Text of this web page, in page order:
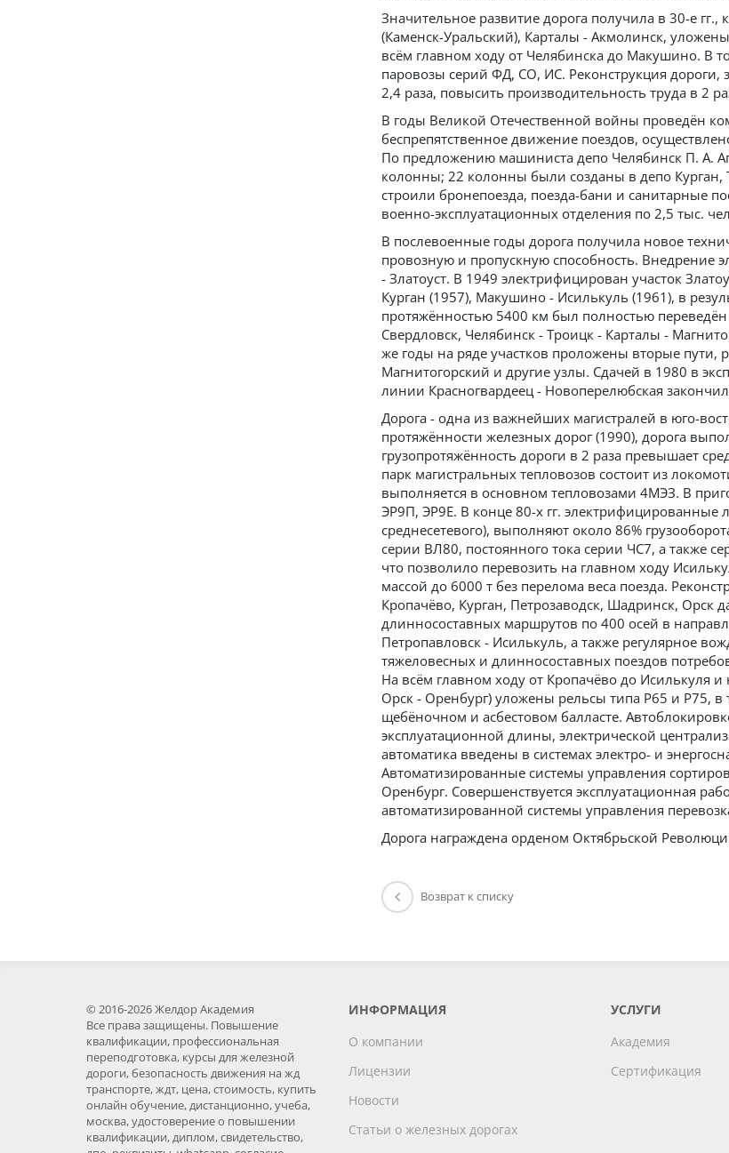
Значительное развитие дорога получила в 30-е
(Каменск-Уральский), Карталы - Акмолинск,
всём главном ходу от Челябинска до Макушино. В
паровозы серий ФД, СО, ИС. Реконструкция дороги,
2,4 раза, повысить производительность труда в 2
В годы Великой Отечественной войны проведён
беспрепятственное движение поездов,
По предложению машиниста депо Челябинск П. А.
колонны; 22 колонны были созданы в депо
строили бронепоезда, поезда-бани и санитарные
военно-эксплуатационных отделения по 2,5 тыс.
В послевоенные годы дорога получила новое
провозную и пропускную способность. Внедрение
- Златоуст. В 1949 электрифицирован участок
Курган (1957), Макушино - Исилькуль (1961), в
протяжённостью 5400 км был полностью переведён
Свердловск, Челябинск - Троицк - Карталы -
же годы на ряде участков проложены вторые пути,
Магнитогорский и другие узлы. Сдачей в 1980 в
линии Красногвардеец - Новоперелюбская
Дорога - одна из важнейших магистралей в юго-
протяжённости железных дорог (1990), дорога
грузопротяжённость дороги в 2 раза превышает
парк магистральных тепловозов состоит из
выполняется в основном тепловозами 4МЭЗ. В
ЭР9П, ЭР9Е. В конце 80-х гг. электрифицированные
среднесетевого), выполняют около 86%
серии ВЛ80, постоянного тока серии ЧС7, а также
что позволило перевозить на главном ходу
массой до 6000 т без перелома веса поезда.
Кропачёво, Курган, Петрозаводск, Шадринск,
длинносоставных маршрутов по 400 осей в
Петропавловск - Исилькуль, а также регулярное
тяжеловесных и длинносоставных поездов
На всём главном ходу от Кропачёво до Исилькуля
Орск - Оренбург) уложены рельсы типа Р65 и Р75, в
щебёночном и асбестовом балласте.
эксплуатационной длины, электрической
автоматика введены в системах электро- и
Автоматизированные системы управления
Оренбург. Совершенствуется эксплуатационная
автоматизированной системы управления
Дорога награждена орденом Октябрьской
Возврат к списку
ИНФОРМАЦИЯ
О компании
Лицензии
Новости
Статьи о железных дорогах
УСЛУГИ
Академия
Сертификация
© 2016-2026 Желдор Академия
Все права защищены. Повышение
квалификации, профессиональная
переподготовка, курсы для железной
дороги, безопасность движения на жд
транспорте, ждт, цена, стоимость, купить
онлайн обучение, дистанционно, учеба,
москва, удостоверение о повышении
квалификации, диплом, свидетельство,